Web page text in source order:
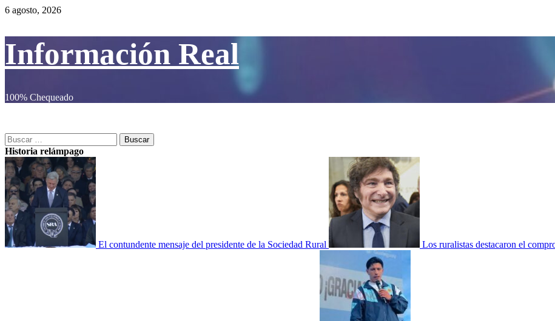
Saltar
6 agosto, 2026
Información Real
100% Chequeado
Buscar:
Historia relámpago
El contundente mensaje del presidente de la Sociedad Rural Los ruralistas destacaron el